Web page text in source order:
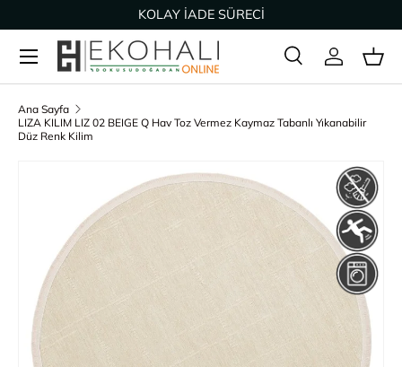
İçeriğe geç
KOLAY İADE SÜRECİ
Arama
Ürün türü
Ara Giriş Yap
Ana Sayfa
LIZA KILIM LIZ 02 BEIGE Q Hav Toz Vermez Kaymaz Tabanlı Yıkanabilir
Düz Renk Kilim
Ürün bilgisine geç